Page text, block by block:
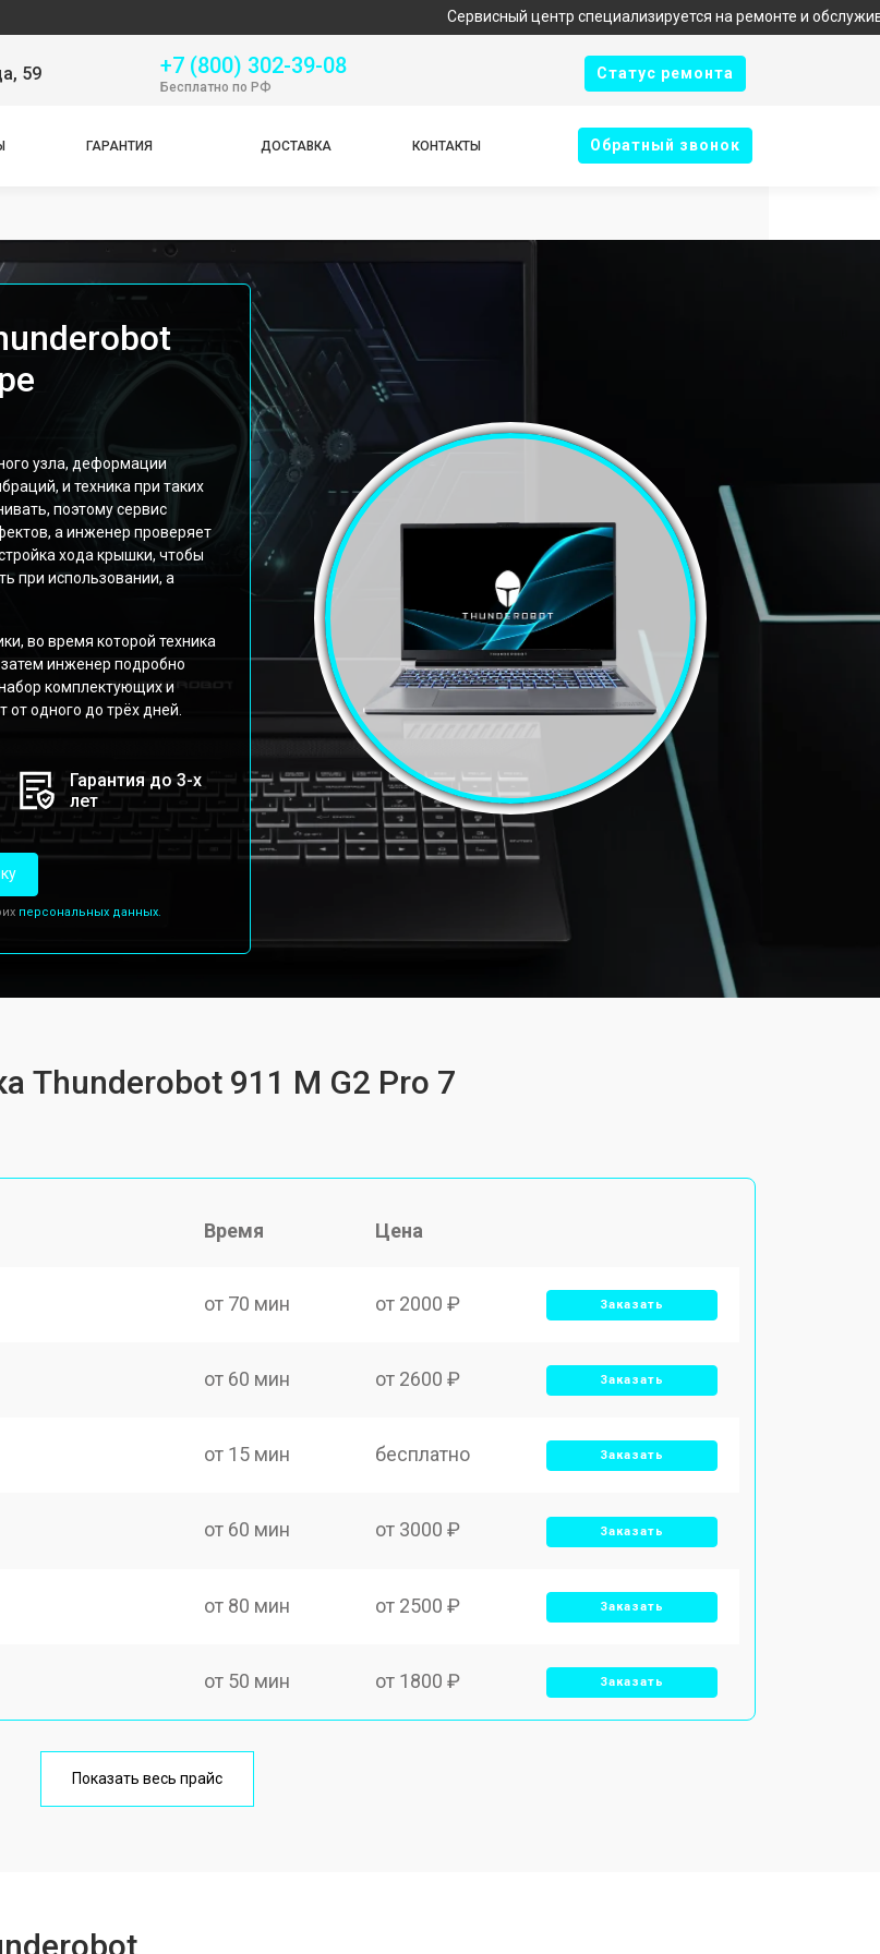
Сервисный центр специализируется на ремонте и обслуживании
59 +7 (800) 302-39-08
Бесплатно по РФ
Cтатус ремонта
ГАРАНТИЯ ДОСТАВКА КОНТАКТЫ Oбратный звонок
узла, деформации
и техника при таких
поэтому сервис
а инженер проверяет
хода крышки, чтобы
при использовании, а
во время которой техника
инженер подробно
комплектующих и
одного до трёх дней.
Гарантия до 3-х
лет
персональных данных.
Thunderobot 911 M G2 Pro 7
Время Цена
от 70 мин от 2000 ₽ Заказать
от 60 мин от 2600 ₽ Заказать
от 15 мин бесплатно Заказать
от 60 мин от 3000 ₽ Заказать
от 80 мин от 2500 ₽ Заказать
от 50 мин от 1800 ₽ Заказать
от 100 мин
Показать весь прайс